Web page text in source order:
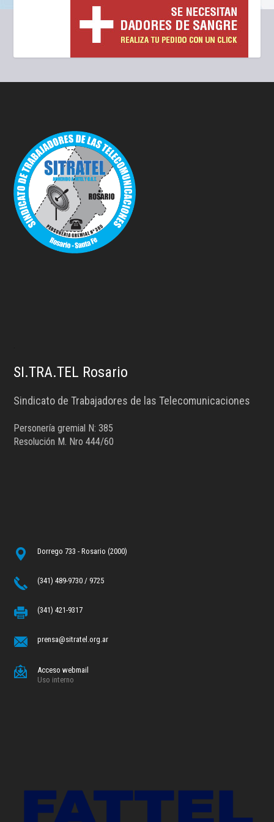
SI.TRA.TEL Rosario
Sindicato de Trabajadores de las Telecomunicaciones
Personería gremial N: 385
Resolución M. Nro 444/60
Dorrego 733 - Rosario (2000)
(341) 489-9730 / 9725
(341) 421-9317
prensa@sitratel.org.ar
Acceso webmail
Uso interno